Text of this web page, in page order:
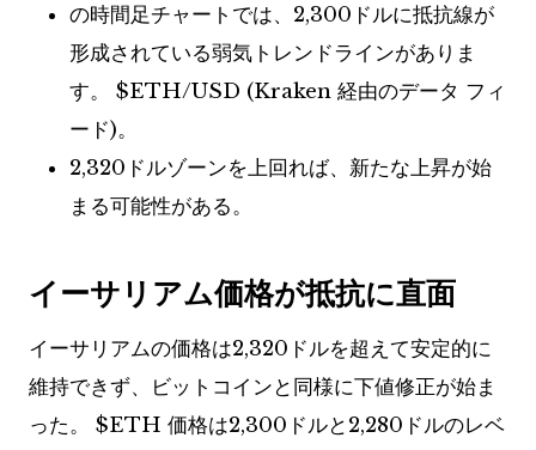
の時間足チャートでは、2,300ドルに抵抗線が
形成されている弱気トレンドラインがありま
す。 $ETH/USD (Kraken 経由のデータ フィ
ード)。
2,320ドルゾーンを上回れば、新たな上昇が始
まる可能性がある。
イーサリアム価格が抵抗に直面
イーサリアムの価格は2,320ドルを超えて安定的に
維持できず、ビットコインと同様に下値修正が始ま
った。 $ETH 価格は2,300ドルと2,280ドルのレベ